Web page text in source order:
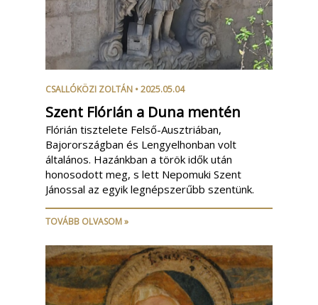
CSALLÓKÖZI ZOLTÁN • 2025.05.04
Szent Flórián a Duna mentén
Flórián tisztelete Felső-Ausztriában,
Bajorországban és Lengyelhonban volt
általános. Hazánkban a török idők után
honosodott meg, s lett Nepomuki Szent
Jánossal az egyik legnépszerűbb szentünk.
TOVÁBB OLVASOM »